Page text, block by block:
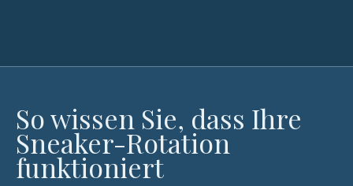
So wissen Sie, dass Ihre
Sneaker-Rotation
funktioniert